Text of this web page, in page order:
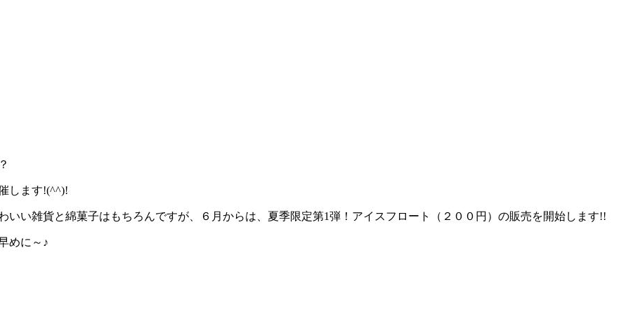
します!(^^)!
い雑貨と綿菓子はもちろんですが、６月からは、夏季限定第1弾！アイスフロート（２００円）の販売を開始します!!
めに～♪